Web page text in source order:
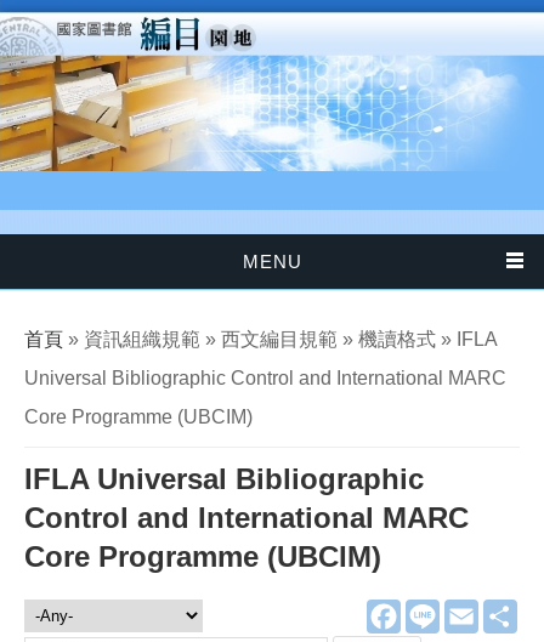
移至主內容
MENU
您在這裡
首頁 » 資訊組織規範 » 西文編目規範 » 機讀格式 » IFLA
Universal Bibliographic Control and International MARC
Core Programme (UBCIM)
IFLA Universal Bibliographic
Control and International MARC
Core Programme (UBCIM)
F
a
L
E
m
資訊組織規範